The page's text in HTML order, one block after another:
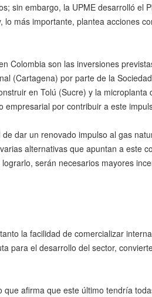
sin embargo, la UPME desarrolló el
más importante, plantea acciones
Colombia son las inversiones
(Cartagena) por parte de la
en Tolú (Sucre) y la microplanta
por contribuir a este
dar un renovado impulso al gas
alternativas que apuntan a este
serán necesarios mayores
la facilidad de comercializar
para el desarrollo del sector,
afirma que este último tendría